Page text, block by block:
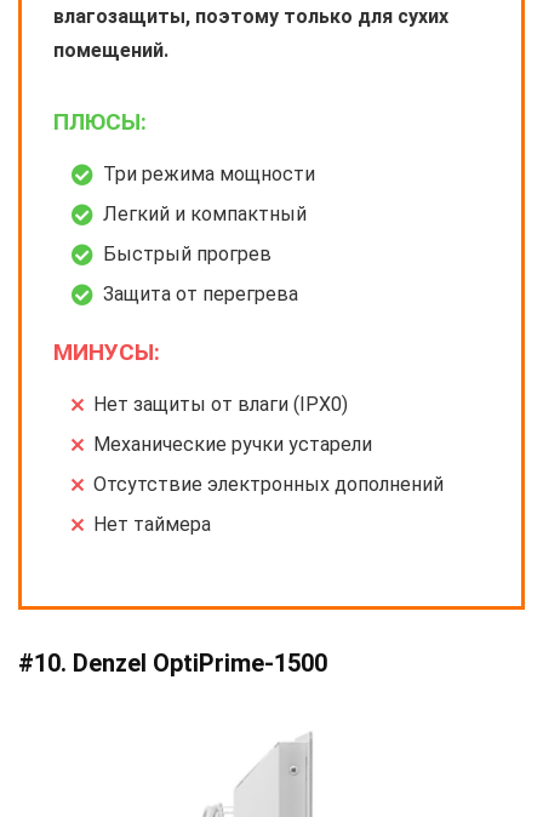
влагозащиты, поэтому только для сухих
помещений.
ПЛЮСЫ:
Три режима мощности
Легкий и компактный
Быстрый прогрев
Защита от перегрева
МИНУСЫ:
Нет защиты от влаги (IPX0)
Механические ручки устарели
Отсутствие электронных дополнений
Нет таймера
#10. Denzel OptiPrime-1500